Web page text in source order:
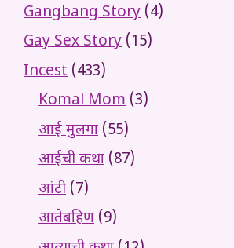
Gangbang Story (4)
Gay Sex Story (15)
Incest (433)
Komal Mom (3)
आई मुलगा (55)
आईची कथा (87)
आंटी (7)
आतेबहिण (9)